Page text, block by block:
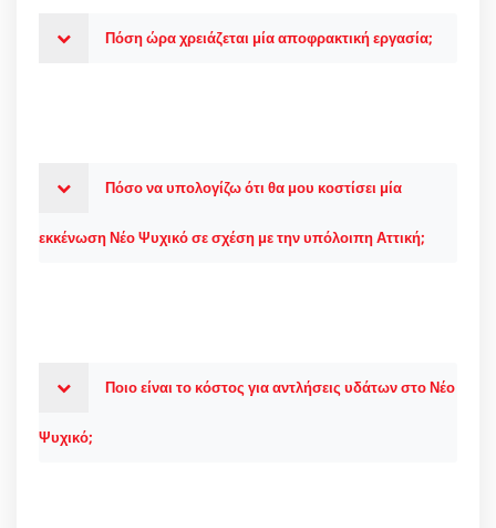
Πόση ώρα χρειάζεται μία αποφρακτική εργασία;
Πόσο να υπολογίζω ότι θα μου κοστίσει μία
εκκένωση Νέο Ψυχικό σε σχέση με την υπόλοιπη Αττική;
Ποιο είναι το κόστος για αντλήσεις υδάτων στο Νέο
Ψυχικό;